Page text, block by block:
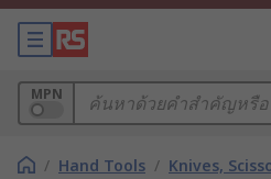
MPN
/ Hand Tools / Knives,